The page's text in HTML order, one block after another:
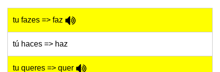
tu fazes => faz
tú haces => haz
tu queres => quer